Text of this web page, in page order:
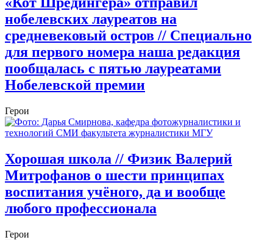
нобелевских лауреатов на
средневековый остров // Специально
для первого номера наша редакция
пообщалась с пятью лауреатами
Нобелевской премии
Герои
Хорошая школа // Физик Валерий
Митрофанов о шести принципах
воспитания учёного, да и вообще
любого профессионала
Герои